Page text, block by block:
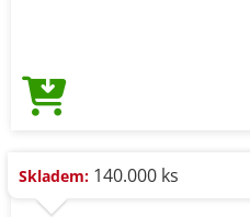
Skladem: 140.000 ks